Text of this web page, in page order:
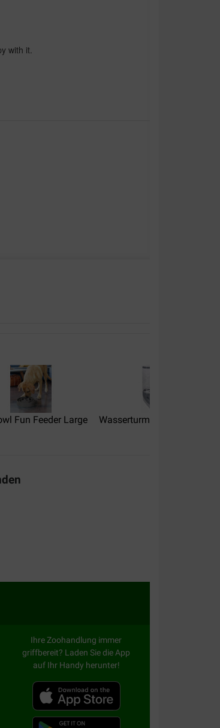
with it.
Fun Feeder Large Wasserturm Fred für Hunde
Ihre Zoohandlung immer
griffbereit? Laden Sie die App
auf Ihr Handy herunter!